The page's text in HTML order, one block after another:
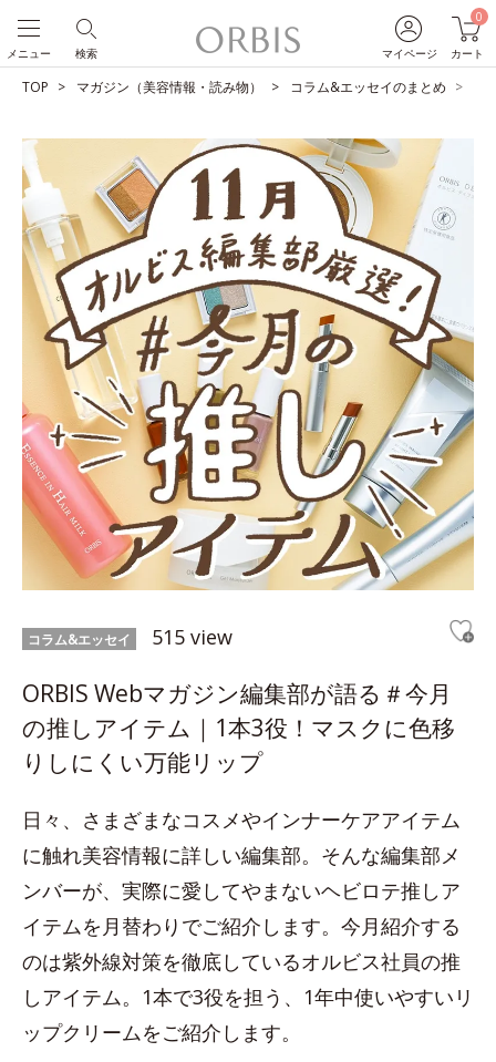
マイページ
0
カート
検索
メニュー
TOP マガジン（美容情報・読み物） コラム&エッセイのまとめ
コラム&エッセイ 515 view
ORBIS Webマガジン編集部が語る＃今月
の推しアイテム｜1本3役！マスクに色移
りしにくい万能リップ
日々、さまざまなコスメやインナーケアアイテム
に触れ美容情報に詳しい編集部。そんな編集部メ
ンバーが、実際に愛してやまないヘビロテ推しア
イテムを月替わりでご紹介します。今月紹介する
のは紫外線対策を徹底しているオルビス社員の推
しアイテム。1本で3役を担う、1年中使いやすいリ
ップクリームをご紹介します。